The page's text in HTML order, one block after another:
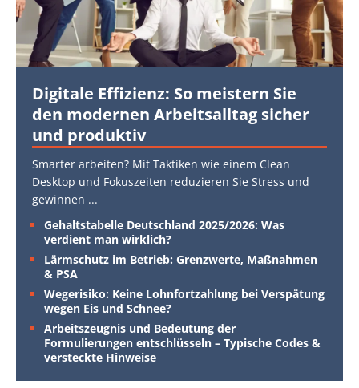
Digitale Effizienz: So meistern Sie
den modernen Arbeitsalltag sicher
und produktiv
Smarter arbeiten? Mit Taktiken wie einem Clean
Desktop und Fokuszeiten reduzieren Sie Stress und
gewinnen ...
Gehaltstabelle Deutschland 2025/2026: Was
verdient man wirklich?
Lärmschutz im Betrieb: Grenzwerte, Maßnahmen
& PSA
Wegerisiko: Keine Lohnfortzahlung bei Verspätung
wegen Eis und Schnee?
Arbeitszeugnis und Bedeutung der
Formulierungen entschlüsseln – Typische Codes &
versteckte Hinweise